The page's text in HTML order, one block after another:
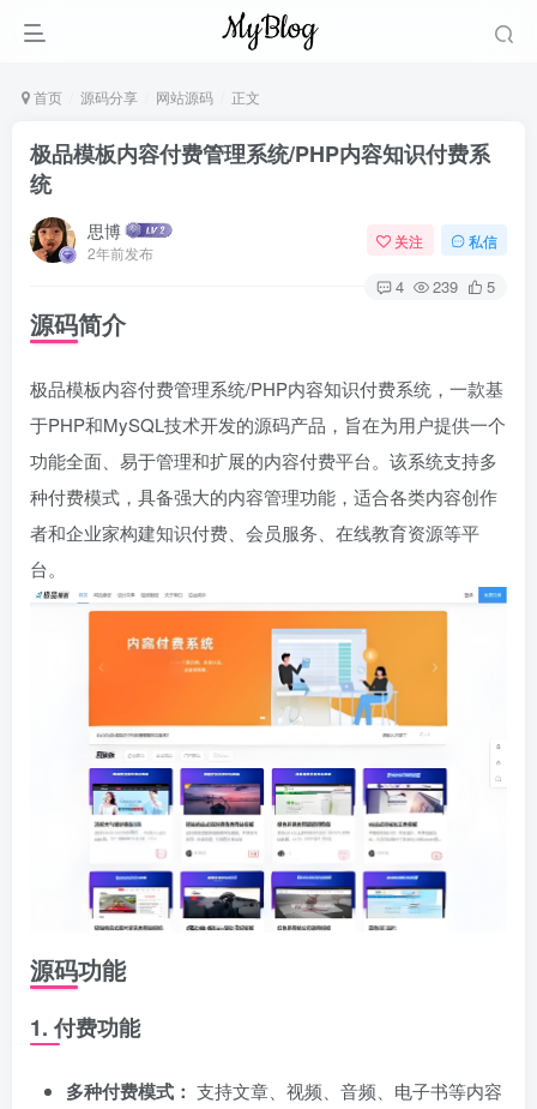
首页 源码分享 网站源码 正文
极品模板内容付费管理系统/PHP内容知识付费系
统
思博
2年前发布
关注 私信
4 239 5
源码简介
极品模板内容付费管理系统/PHP内容知识付费系统，一款基
于PHP和MySQL技术开发的源码产品，旨在为用户提供一个
功能全面、易于管理和扩展的内容付费平台。该系统支持多
种付费模式，具备强大的内容管理功能，适合各类内容创作
者和企业家构建知识付费、会员服务、在线教育资源等平
台。
源码功能
1. 付费功能
多种付费模式： 支持文章、视频、音频、电子书等内容